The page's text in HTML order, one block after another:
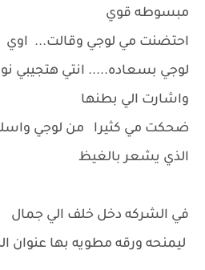
مبسوطه قوي
احتضنت مي لوجي وقالت...
لوجي بسعاده..... انتي هتجيبي
واشارت الي بطنها
ضحكت مي كثيرا من لوجي
الذي يشعر بالغيظ
في الشركه دخل خلف الي جمال
ليمنحه ورقه مطويه بها عنوان